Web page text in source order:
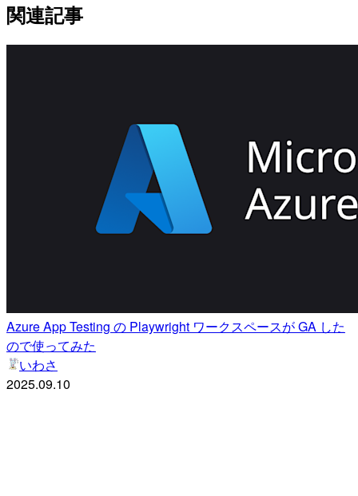
関連記事
Azure App Testing の Playwright ワークスペースが GA した
ので使ってみた
いわさ
2025.09.10